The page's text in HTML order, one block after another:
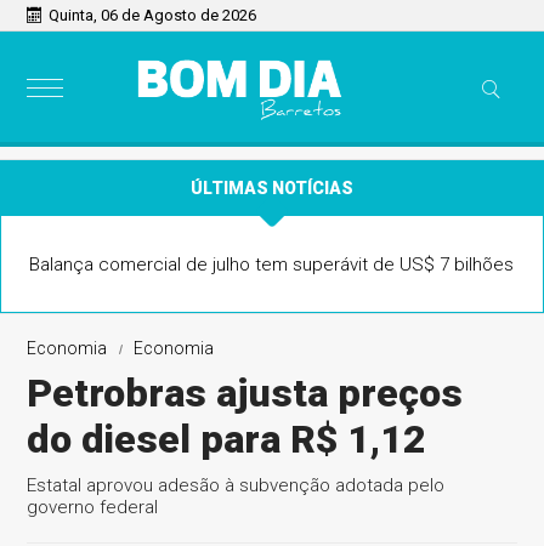
Quinta, 06 de Agosto de 2026
ÚLTIMAS NOTÍCIAS
Balança comercial de julho tem superávit de US$ 7 bilhões
Economia Economia
Petrobras ajusta preços
do diesel para R$ 1,12
Estatal aprovou adesão à subvenção adotada pelo
governo federal